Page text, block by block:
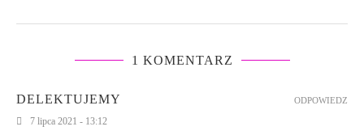
1 KOMENTARZ
DELEKTUJEMY
7 lipca 2021 - 13:12
ODPOWIEDZ